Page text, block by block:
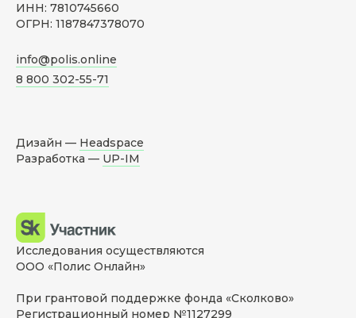
ИНН: 7810745660
ОГРН: 1187847378070
info@polis.online
8 800 302-55-71
Дизайн — Headspace
Разработка — UP-IM
Исследования осуществляются
ООО «Полис Онлайн»
При грантовой поддержке фонда «Сколково»
Регистрационный номер №1127299